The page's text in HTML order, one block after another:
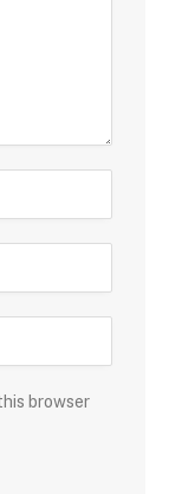
browser